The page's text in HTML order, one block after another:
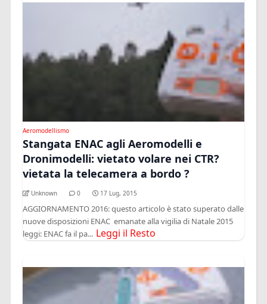
Aeromodellismo
Stangata ENAC agli Aeromodelli e
Dronimodelli: vietato volare nei CTR?
vietata la telecamera a bordo ?
Unknown 0 17 Lug, 2015
AGGIORNAMENTO 2016: questo articolo è stato superato dalle
nuove disposizioni ENAC emanate alla vigilia di Natale 2015
leggi: ENAC fa il pa... Leggi il Resto